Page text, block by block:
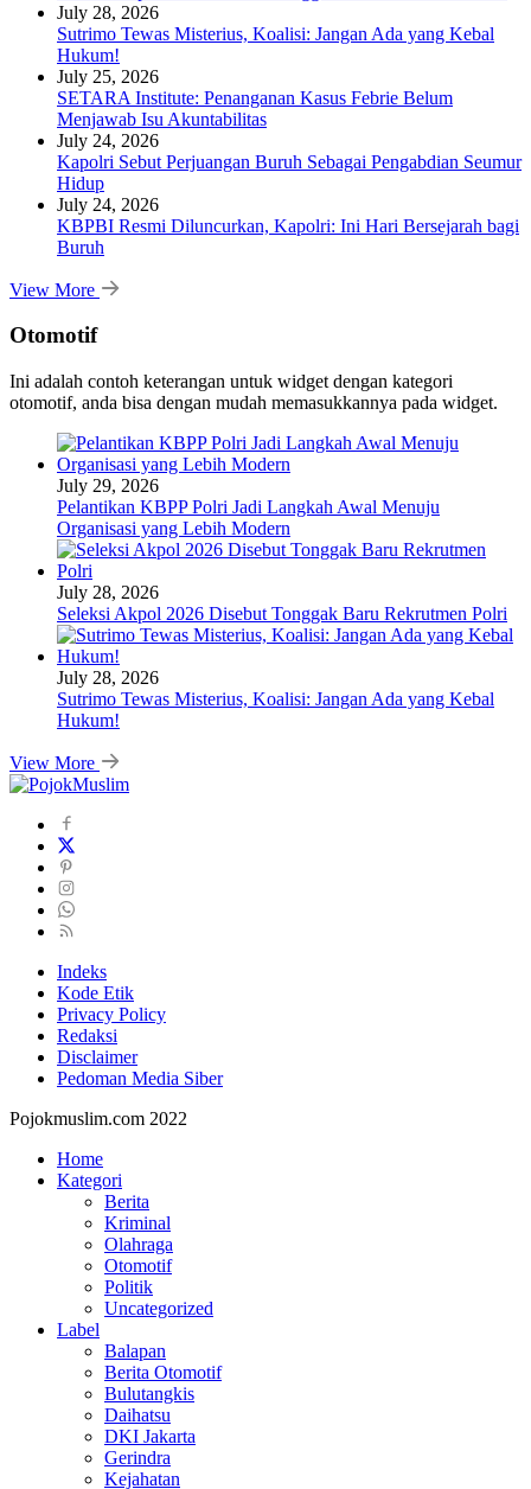
July 28, 2026
Sutrimo Tewas Misterius, Koalisi: Jangan Ada yang Kebal
Hukum!
July 25, 2026
SETARA Institute: Penanganan Kasus Febrie Belum
Menjawab Isu Akuntabilitas
July 24, 2026
Kapolri Sebut Perjuangan Buruh Sebagai Pengabdian Seumur
Hidup
July 24, 2026
KBPBI Resmi Diluncurkan, Kapolri: Ini Hari Bersejarah bagi
Buruh
View More
Otomotif
Ini adalah contoh keterangan untuk widget dengan kategori
otomotif, anda bisa dengan mudah memasukkannya pada widget.
July 29, 2026
Pelantikan KBPP Polri Jadi Langkah Awal Menuju
Organisasi yang Lebih Modern
July 28, 2026
Seleksi Akpol 2026 Disebut Tonggak Baru Rekrutmen Polri
July 28, 2026
Sutrimo Tewas Misterius, Koalisi: Jangan Ada yang Kebal
Hukum!
View More
Indeks
Kode Etik
Privacy Policy
Redaksi
Disclaimer
Pedoman Media Siber
Pojokmuslim.com 2022
Home
Kategori
Berita
Kriminal
Olahraga
Otomotif
Politik
Uncategorized
Label
Balapan
Berita Otomotif
Bulutangkis
Daihatsu
DKI Jakarta
Gerindra
Kejahatan